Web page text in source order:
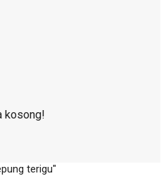
kosong!
terigu"